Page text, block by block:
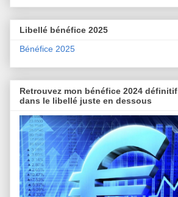
Libellé bénéfice 2025
Bénéfice 2025
Retrouvez mon bénéfice 2024 définitif
dans le libellé juste en dessous